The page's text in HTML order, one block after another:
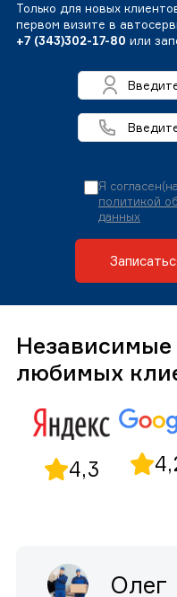
Только для новых
первом визите в
+7 (343)302-17-80 или
Я
политикой
данных
любимых
4,3
Олег